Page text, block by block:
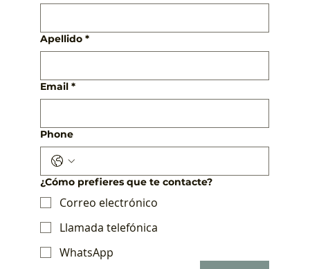
Apellido *
Email *
Phone
¿Cómo prefieres que te contacte?
Correo electrónico
Llamada telefónica
WhatsApp